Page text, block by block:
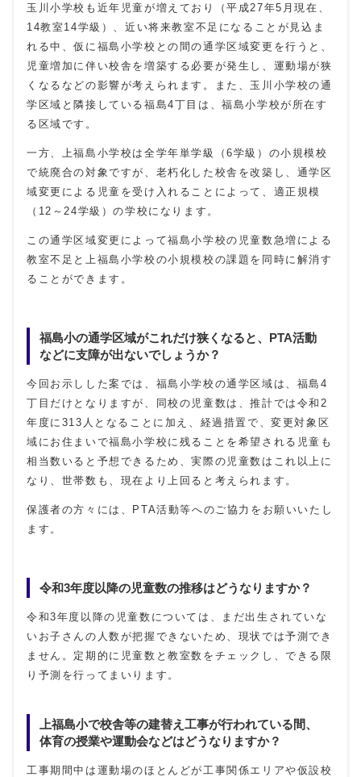
玉川小学校も近年児童が増えており（平成27年5月現在、
14教室14学級）、近い将来教室不足になることが見込ま
れる中、仮に福島小学校との間の通学区域変更を行うと、
児童増加に伴い校舎を増築する必要が発生し、運動場が狭
くなるなどの影響が考えられます。また、玉川小学校の通
学区域と隣接している福島4丁目は、福島小学校が所在す
る区域です。
一方、上福島小学校は全学年単学級（6学級）の小規模校
で統廃合の対象ですが、老朽化した校舎を改築し、通学区
域変更による児童を受け入れることによって、適正規模
（12～24学級）の学校になります。
この通学区域変更によって福島小学校の児童数急増による
教室不足と上福島小学校の小規模校の課題を同時に解消す
ることができます。
福島小の通学区域がこれだけ狭くなると、PTA活動
などに支障が出ないでしょうか？
今回お示しした案では、福島小学校の通学区域は、福島4
丁目だけとなりますが、同校の児童数は、推計では令和2
年度に313人となることに加え、経過措置で、変更対象区
域にお住まいで福島小学校に残ることを希望される児童も
相当数いると予想できるため、実際の児童数はこれ以上に
なり、世帯数も、現在より上回ると考えられます。
保護者の方々には、PTA活動等へのご協力をお願いいたし
ます。
令和3年度以降の児童数の推移はどうなりますか？
令和3年度以降の児童数については、まだ出生されていな
いお子さんの人数が把握できないため、現状では予測でき
ません。定期的に児童数と教室数をチェックし、できる限
り予測を行ってまいります。
上福島小で校舎等の建替え工事が行われている間、
体育の授業や運動会などはどうなりますか？
工事期間中は運動場のほとんどが工事関係エリアや仮設校